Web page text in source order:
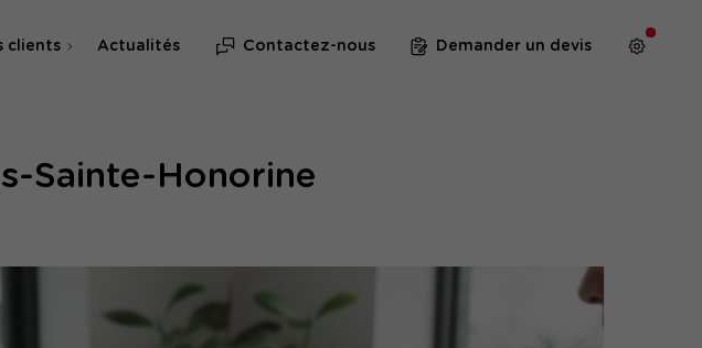
clients Actualités Contactez-nous Demander un devis
Sainte-Honorine